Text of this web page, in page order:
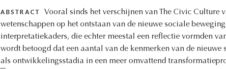
ABSTRACT
Vooral sinds het verschijnen van The Civic Culture
wetenschappen op het ontstaan van de nieuwe sociale
interpretatiekaders, die echter meestal een reflectie vormden
wordt betoogd dat een aantal van de kenmerken van de
als ontwikkelingsstadia in een meer omvattend